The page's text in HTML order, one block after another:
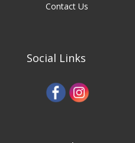
Contact Us
Social Links